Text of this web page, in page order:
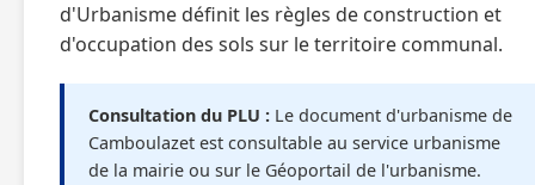
d'Urbanisme définit les règles de construction et
d'occupation des sols sur le territoire communal.
Consultation du PLU : Le document d'urbanisme de
Camboulazet est consultable au service urbanisme
de la mairie ou sur le Géoportail de l'urbanisme.